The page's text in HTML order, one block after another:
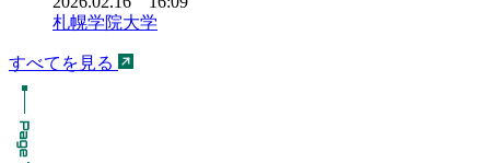
札幌学院大学
すべてを見る